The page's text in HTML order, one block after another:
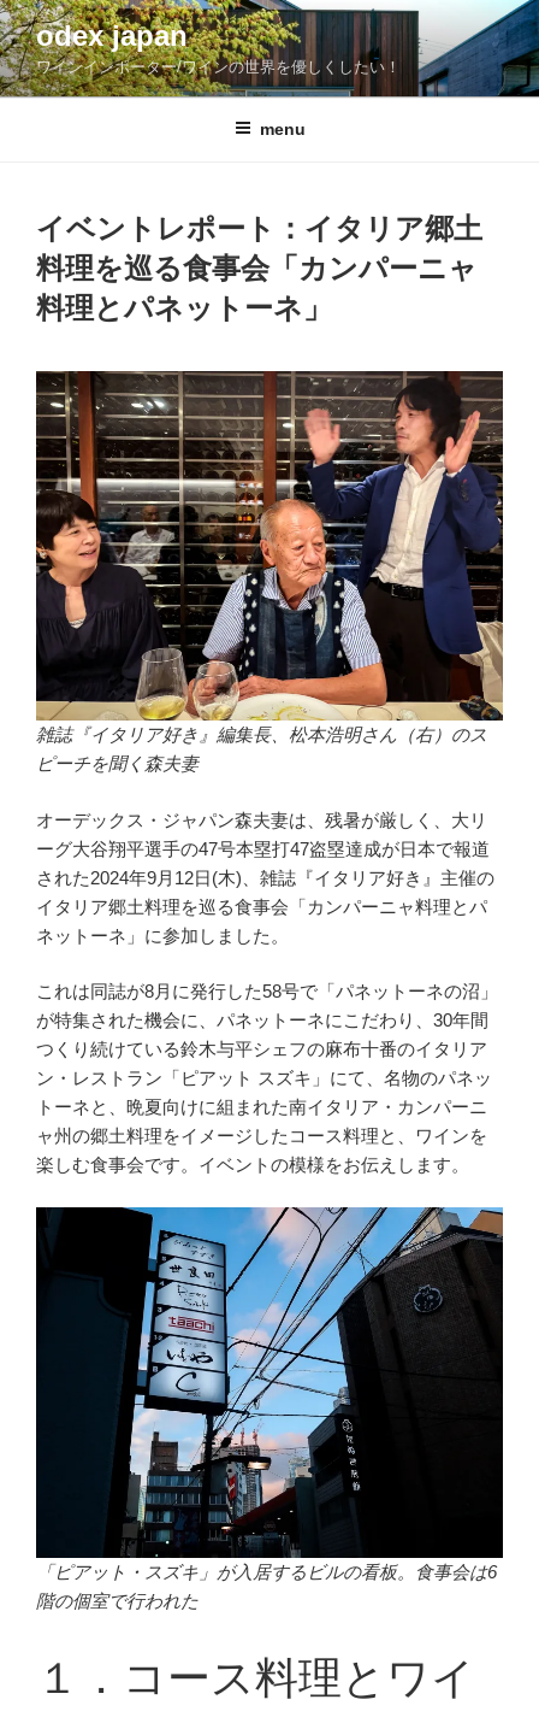
コ
ン
テ
ン
odex japan
ワインインポーター/ワインの世界を優しくしたい！
menu
イベントレポート：イタリア郷土
料理を巡る食事会「カンパーニャ
料理とパネットーネ」
雑誌『イタリア好き』編集長、松本浩明さん（右）のス
ピーチを聞く森夫妻
オーデックス・ジャパン森夫妻は、残暑が厳しく、大リ
ーグ大谷翔平選手の47号本塁打47盗塁達成が日本で報道
された2024年9月12日(木)、雑誌『イタリア好き』主催の
イタリア郷土料理を巡る食事会「カンパーニャ料理とパ
ネットーネ」に参加しました。
これは同誌が8月に発行した58号で「パネットーネの沼」
が特集された機会に、パネットーネにこだわり、30年間
つくり続けている鈴木与平シェフの麻布十番のイタリア
ン・レストラン「ピアット スズキ」にて、名物のパネッ
トーネと、晩夏向けに組まれた南イタリア・カンパーニ
ャ州の郷土料理をイメージしたコース料理と、ワインを
楽しむ食事会です。イベントの模様をお伝えします。
「ピアット・スズキ」が入居するビルの看板。食事会は6
階の個室で行われた
１．コース料理とワイ